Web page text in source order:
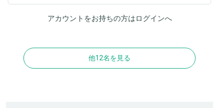
アカウントをお持ちの方はログインへ
他12名を見る